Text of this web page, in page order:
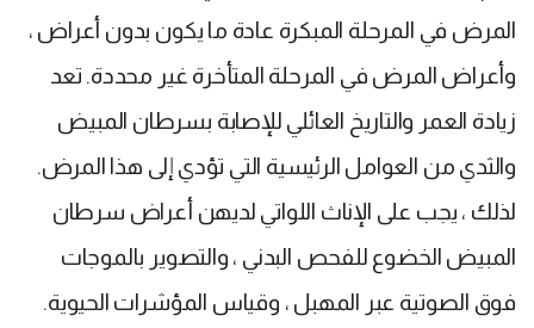
المرض في المرحلة المبكرة عادة ما يكون بدون أعراض ،
وأعراض المرض في المرحلة المتأخرة غير محددة. تعد
زيادة العمر والتاريخ العائلي للإصابة بسرطان المبيض
والثدي من العوامل الرئيسية التي تؤدي إلى هذا المرض.
لذلك ، يجب على الإناث اللواتي لديهن أعراض سرطان
المبيض الخضوع للفحص البدني ، والتصوير بالموجات
فوق الصوتية عبر المهبل ، وقياس المؤشرات الحيوية.